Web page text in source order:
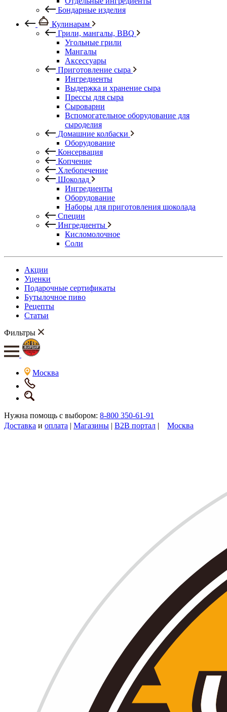
Бондарные изделия
Кулинарам
Грили, мангалы, BBQ
Угольные грили
Мангалы
Аксессуары
Приготовление сыра
Ингредиенты
Выдержка и хранение сыра
Прессы для сыра
Сыроварни
Вспомогательное оборудование для
сыроделия
Домашние колбаски
Оборудование
Консервация
Копчение
Хлебопечение
Шоколад
Ингредиенты
Оборудование
Наборы для приготовления шоколада
Специи
Ингредиенты
Кисломолочное
Соли
Акции
Уценки
Подарочные сертификаты
Бутылочное пиво
Рецепты
Статьи
Фильтры
Москва
Нужна помощь с выбором: 8-800 350-61-91
Доставка и оплата | Магазины | B2B портал | Москва